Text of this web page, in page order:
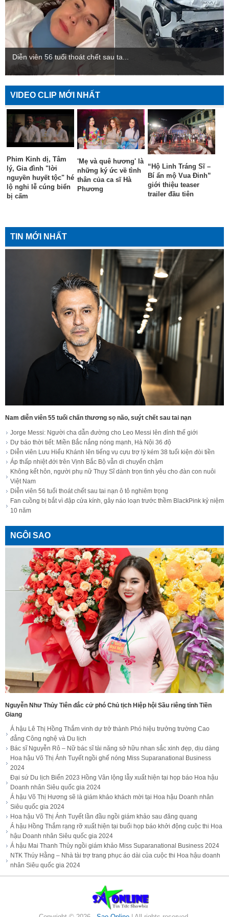
Diễn viên 56 tuổi thoát chết sau ta...
VIDEO CLIP MỚI NHẤT
Phim Kinh dị, Tâm
lý, Gia đình "lời
nguyền huyết tộc" hé
lộ nghi lễ cúng biển
bị cấm
'Mẹ và quê hương' là
những ký ức về tình
thân của ca sĩ Hà
Phương
“Hộ Linh Tráng Sĩ –
Bí ẩn mộ Vua Đinh”
giới thiệu teaser
trailer đầu tiên
TIN MỚI NHẤT
Nam diễn viên 55 tuổi chấn thương sọ não, suýt chết sau tai nạn
Jorge Messi: Người cha dẫn đường cho Leo Messi lên đỉnh thế giới
Dự báo thời tiết: Miền Bắc nắng nóng mạnh, Hà Nội 36 độ
Diễn viên Lưu Hiểu Khánh lên tiếng vụ cựu trợ lý kém 38 tuổi kiện đòi tiền
Áp thấp nhiệt đới trên Vịnh Bắc Bộ vẫn di chuyển chậm
Không kết hôn, người phụ nữ Thụy Sĩ dành trọn tình yêu cho đàn con nuôi
Việt Nam
Diễn viên 56 tuổi thoát chết sau tai nạn ô tô nghiêm trọng
Fan cuồng bị bắt vì đập cửa kính, gây náo loạn trước thềm BlackPink kỷ niệm
10 năm
NGÔI SAO
Nguyễn Như Thủy Tiên đắc cử phó Chủ tịch Hiệp hội Sầu riêng tỉnh Tiền
Giang
Á hậu Lê Thị Hồng Thắm vinh dự trở thành Phó hiệu trưởng trường Cao
đẳng Công nghệ và Du lịch
Bác sĩ Nguyễn Rô – Nữ bác sĩ tài năng sở hữu nhan sắc xinh đẹp, dịu dàng
Hoa hậu Võ Thị Ánh Tuyết ngồi ghế nóng Miss Suparanational Business
2024
Đại sứ Du lịch Biển 2023 Hồng Vân lộng lẫy xuất hiện tại họp báo Hoa hậu
Doanh nhân Siêu quốc gia 2024
Á hậu Võ Thị Hương sẽ là giám khảo khách mời tại Hoa hậu Doanh nhân
Siêu quốc gia 2024
Hoa hậu Võ Thị Ánh Tuyết lần đầu ngồi giám khảo sau đăng quang
Á hậu Hồng Thắm rạng rỡ xuất hiện tại buổi họp báo khởi động cuộc thi Hoa
hậu Doanh nhân Siêu quốc gia 2024
Á hậu Mai Thanh Thủy ngồi giám khảo Miss Suparanational Business 2024
NTK Thúy Hằng – Nhà tài trợ trang phục áo dài của cuộc thi Hoa hậu doanh
nhân Siêu quốc gia 2024